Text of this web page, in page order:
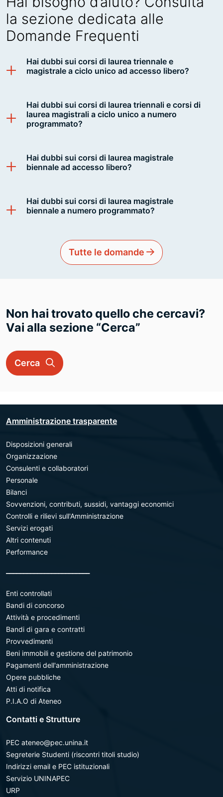
la sezione dedicata alle
Domande Frequenti
Hai dubbi sui corsi di laurea triennale e
magistrale a ciclo unico ad accesso libero?
Hai dubbi sui corsi di laurea triennali e corsi di
laurea magistrali a ciclo unico a numero
programmato?
Hai dubbi sui corsi di laurea magistrale
biennale ad accesso libero?
Hai dubbi sui corsi di laurea magistrale
biennale a numero programmato?
Tutte le domande
Non hai trovato quello che cercavi?
Vai alla sezione “Cerca”
Cerca
Amministrazione trasparente
Disposizioni generali
Organizzazione
Consulenti e collaboratori
Personale
Bilanci
Sovvenzioni, contributi, sussidi, vantaggi economici
Controlli e rilievi sull'Amministrazione
Servizi erogati
Altri contenuti
Performance
Enti controllati
Bandi di concorso
Attività e procedimenti
Bandi di gara e contratti
Provvedimenti
Beni immobili e gestione del patrimonio
Pagamenti dell'amministrazione
Opere pubbliche
Atti di notifica
P.I.A.O di Ateneo
Contatti e Strutture
PEC ateneo@pec.unina.it
Segreterie Studenti (riscontri titoli studio)
Indirizzi email e PEC istituzionali
Servizio UNINAPEC
URP